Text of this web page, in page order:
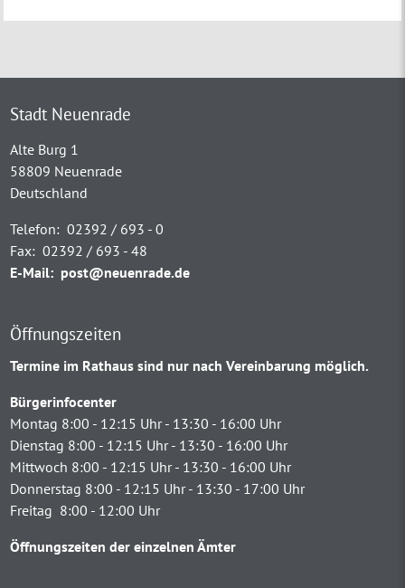
Stadt Neuenrade
Alte Burg 1
58809 Neuenrade
Deutschland
Telefon: 02392 / 693 - 0
Fax: 02392 / 693 - 48
E-Mail: post@neuenrade.de
Öffnungszeiten
Termine im Rathaus sind nur nach Vereinbarung möglich.
Bürgerinfocenter
Montag 8:00 - 12:15 Uhr - 13:30 - 16:00 Uhr
Dienstag 8:00 - 12:15 Uhr - 13:30 - 16:00 Uhr
Mittwoch 8:00 - 12:15 Uhr - 13:30 - 16:00 Uhr
Donnerstag 8:00 - 12:15 Uhr - 13:30 - 17:00 Uhr
Freitag 8:00 - 12:00 Uhr
Öffnungszeiten der einzelnen Ämter